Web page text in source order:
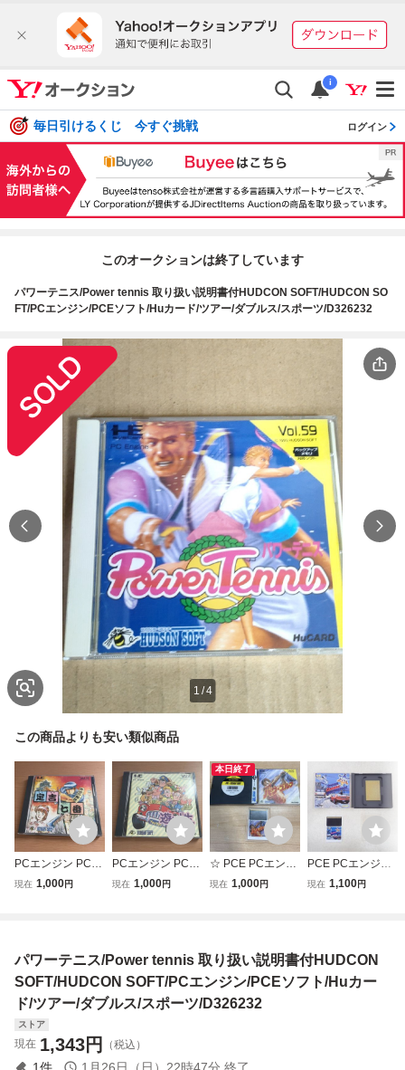
i
毎日引けるくじ 今すぐ挑戦 ログイン
このオークションは終了しています
パワーテニス/Power tennis 取り扱い説明書付HUDCON SOFT/HUDCON SO
FT/PCエンジン/PCEソフト/Huカード/ツアー/ダブルス/スポーツ/D326232
1 /4
この商品よりも安い類似商品
PCエンジン PCE
Huカード 定吉七
現在 1,000円
PCエンジン PCE
Huカード 遊々人
現在 1,000円
本日終了
☆ PCE PCエンジ
ン Huカード パワ
現在 1,000円
PCE PCエンジン
Huカード S・C・I
現在 1,100円
パワーテニス/Power tennis 取り扱い説明書付HUDCON
SOFT/HUDCON SOFT/PCエンジン/PCEソフト/Huカー
ド/ツアー/ダブルス/スポーツ/D326232
ストア
現在 1,343円 （税込）